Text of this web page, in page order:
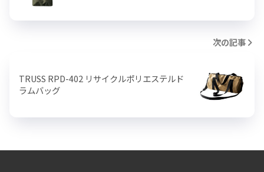
次の記事
TRUSS RPD-402 リサイクルポリエステルド
ラムバッグ